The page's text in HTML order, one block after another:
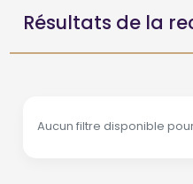
Résultats de la
Aucun filtre disponible